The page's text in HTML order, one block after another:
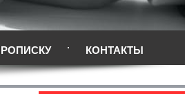
КОНТАКТЫ